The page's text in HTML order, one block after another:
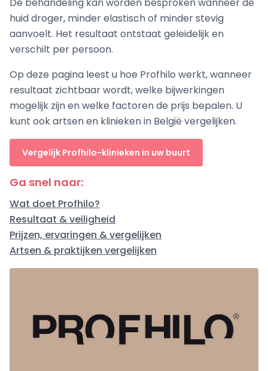
huid droger, minder elastisch of minder stevig
aanvoelt. Het resultaat ontstaat geleidelijk en
verschilt per persoon.
Op deze pagina leest u hoe Profhilo werkt, wanneer
resultaat zichtbaar wordt, welke bijwerkingen
mogelijk zijn en welke factoren de prijs bepalen. U
kunt ook artsen en klinieken in België vergelijken.
Vergelijk Profhilo-klinieken in uw buurt
Ga snel naar:
Wat doet Profhilo?
Resultaat & veiligheid
Prijzen, ervaringen & vergelijken
Artsen & praktijken vergelijken